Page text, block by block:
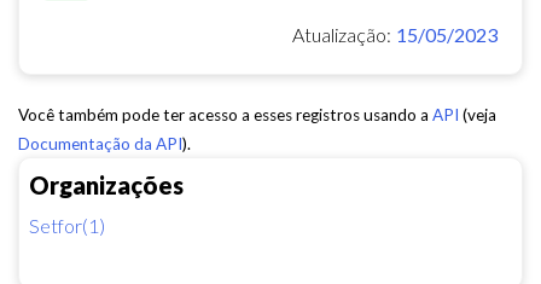
Organizações
Setfor(1)
Atualização: 15/05/2023
Você também pode ter acesso a esses registros usando a API (veja
Documentação da API).